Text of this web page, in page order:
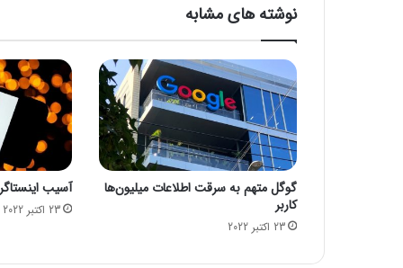
ا
ع
ش
د
نوشته های مشابه
گوگل متهم به سرقت اطلاعات میلیون‌ها
کاربر
23 اکتبر 2022
آسیب
23 اکتبر 2022